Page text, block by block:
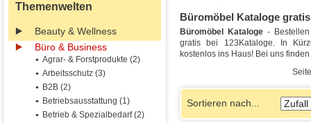
Themenwelten
Beauty & Wellness
Büro & Business
Agrar- & Forstprodukte (2)
Arbeitsschutz (3)
B2B (2)
Betriebsausstattung (1)
Betrieb & Spezialbedarf (2)
Büromöbel Kataloge
Büromöbel Kataloge -
gratis bei 123Kataloge. In
kostenlos ins Haus! Bei uns
Sortieren nach...